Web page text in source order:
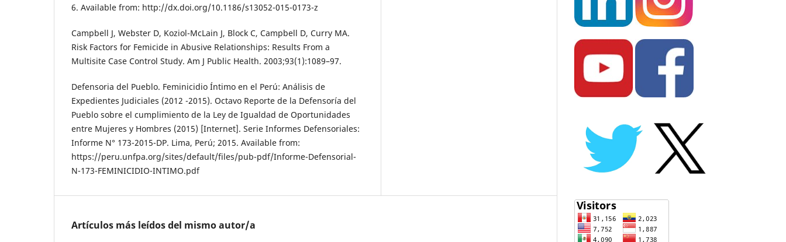
6. Available from: http://dx.doi.org/10.1186/s13052-015-0173-z
Campbell J, Webster D, Koziol-McLain J, Block C, Campbell D, Curry MA.
Risk Factors for Femicide in Abusive Relationships: Results From a
Multisite Case Control Study. Am J Public Health. 2003;93(1):1089–97.
Defensoria del Pueblo. Feminicidio Íntimo en el Perú: Análisis de
Expedientes Judiciales (2012 -2015). Octavo Reporte de la Defensoría del
Pueblo sobre el cumplimiento de la Ley de Igualdad de Oportunidades
entre Mujeres y Hombres (2015) [Internet]. Serie Informes Defensoriales:
Informe N° 173-2015-DP. Lima, Perú; 2015. Available from:
https://peru.unfpa.org/sites/default/files/pub-pdf/Informe-Defensorial-
N-173-FEMINICIDIO-INTIMO.pdf
Artículos más leídos del mismo autor/a